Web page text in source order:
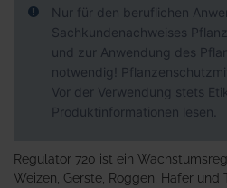
Nur für den beruflichen
Sachkundenachweises
und zur Anwendung des
notwendig!
Vor der Verwendung stets
Produktinformationen lesen.
Regulator 720 ist ein
Weizen, Gerste, Roggen, Hafer